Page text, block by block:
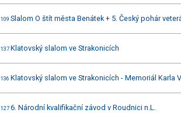
109 Slalom O štít města Benátek + 5. Český pohár
137 Klatovský slalom ve Strakonicích
136 Klatovský slalom ve Strakonicích - Memoriál Karla
127 6. Národní kvalifikační závod v Roudnici n.L.